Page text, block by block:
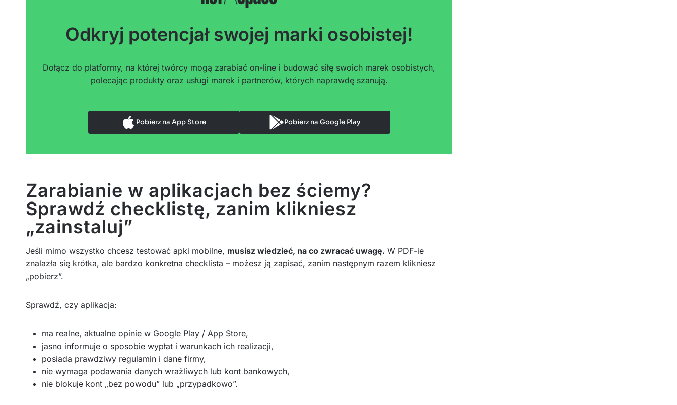
Odkryj potencjał swojej marki osobistej!
Dołącz do platformy, na której twórcy mogą zarabiać on-line i budować siłę swoich marek osobistych,
polecając produkty oraz usługi marek i partnerów, których naprawdę szanują.
Pobierz na App Store Pobierz na Google Play
Zarabianie w aplikacjach bez ściemy?
Sprawdź checklistę, zanim klikniesz
„zainstaluj”
Jeśli mimo wszystko chcesz testować apki mobilne, musisz wiedzieć, na co zwracać uwagę. W PDF-ie
znalazła się krótka, ale bardzo konkretna checklista – możesz ją zapisać, zanim następnym razem klikniesz
„pobierz”.
Sprawdź, czy aplikacja:
ma realne, aktualne opinie w Google Play / App Store,
jasno informuje o sposobie wypłat i warunkach ich realizacji,
posiada prawdziwy regulamin i dane firmy,
nie wymaga podawania danych wrażliwych lub kont bankowych,
nie blokuje kont „bez powodu” lub „przypadkowo”.